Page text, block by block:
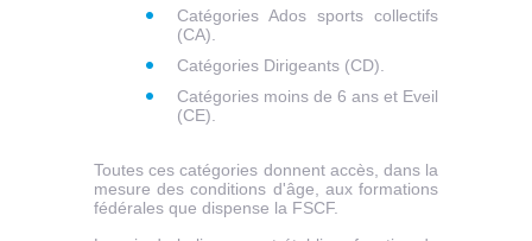
Catégories Ados sports collectifs
(CA).
Catégories Dirigeants (CD).
Catégories moins de 6 ans et Eveil
(CE).
Toutes ces catégories donnent accès, dans la
mesure des conditions d'âge, aux formations
fédérales que dispense la FSCF.